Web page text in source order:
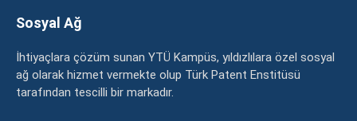
Sosyal Ağ
İhtiyaçlara çözüm sunan YTÜ Kampüs, yıldızlılara özel sosyal
ağ olarak hizmet vermekte olup Türk Patent Enstitüsü
tarafından tescilli bir markadır.